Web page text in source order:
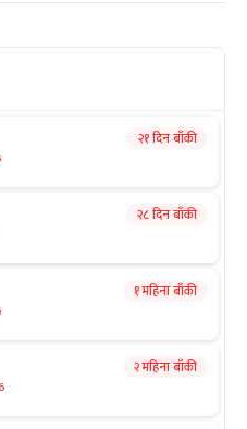
२१ दिन बाँकी
२८ दिन बाँकी
१ महिना बाँकी
२ महिना बाँकी